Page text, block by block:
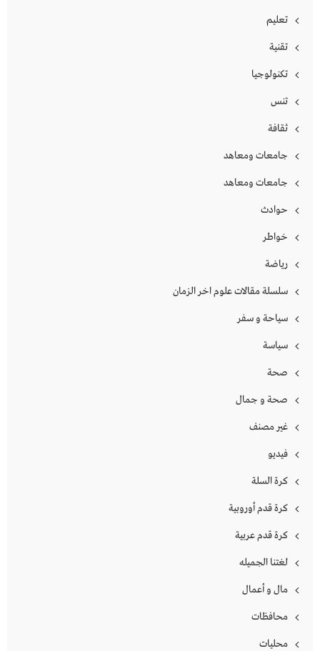
تعليم
تقنية
تكنولوجيا
تنس
ثقافة
جامعات ومعاهد
جامعات ومعاهد
حوادث
خواطر
رياضة
سلسلة مقالات علوم اخر الزمان
سياحة و سفر
سياسة
صحة
صحة و جمال
غير مصنف
فيديو
كرة السلة
كرة قدم أوروبية
كرة قدم عربية
لغتنا الجميله
مال و أعمال
محافظات
محليات